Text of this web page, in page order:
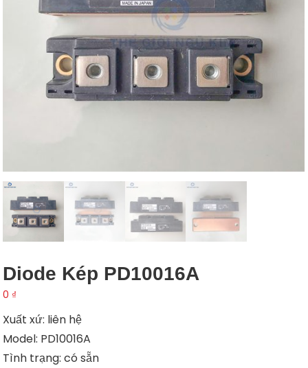
Diode Kép PD10016A
0 ₫
Xuất xứ: liên hệ
Model: PD10016A
Tình trạng: có sẵn